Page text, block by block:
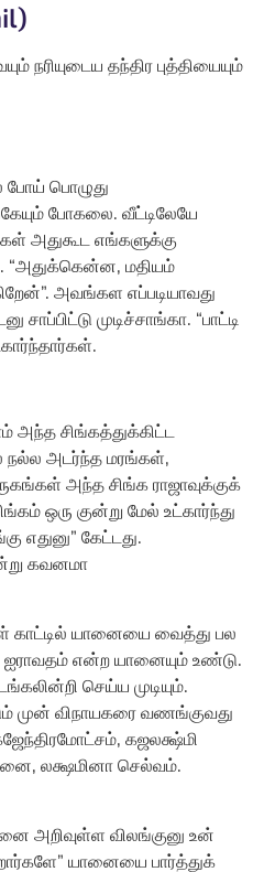
நரியுடைய தந்திர புத்தியையும்
போய் பொழுது
போகலை. வீட்டிலேயே
அதுகூட எங்களுக்கு
“அதுக்கென்ன, மதியம்
அவங்கள எப்படியாவது
முடிச்சாங்கா. “பாட்டி
அந்த சிங்கத்துக்கிட்ட
நல்ல அடர்ந்த மரங்கள்,
அந்த சிங்க ராஜாவுக்குக்
ஒரு குன்று மேல் உட்கார்ந்து
எதுனு” கேட்டது.
கவனமா
காட்டில் யானையை வைத்து பல
என்ற யானையும் உண்டு.
செய்ய முடியும்.
முன் விநாயகரை வணங்குவது
கஜலக்ஷ்மி
லக்ஷமினா செல்வம்.
அறிவுள்ள விலங்குனு உன்
யானையை பார்த்துக்